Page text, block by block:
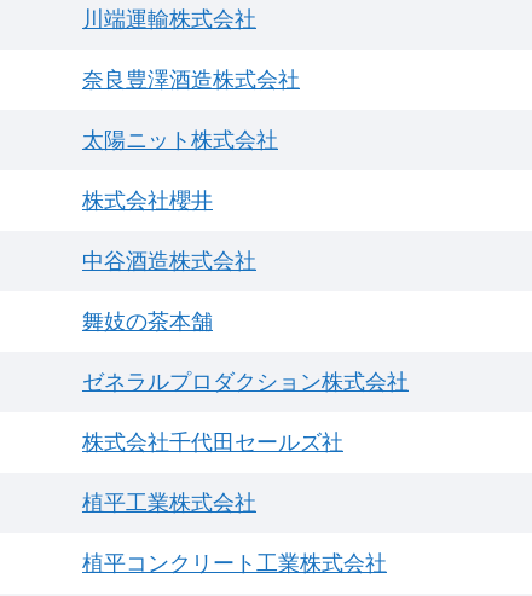
川端運輸株式会社
奈良豊澤酒造株式会社
太陽ニット株式会社
株式会社櫻井
中谷酒造株式会社
舞妓の茶本舗
ゼネラルプロダクション株式会社
株式会社千代田セールズ社
植平工業株式会社
植平コンクリート工業株式会社